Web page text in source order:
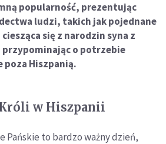
popularność, prezentując
ludzi, takich jak pojednane
się z narodzin syna z
przypominając o potrzebie
Hiszpanią.
w Hiszpanii
Pańskie to bardzo ważny dzień,